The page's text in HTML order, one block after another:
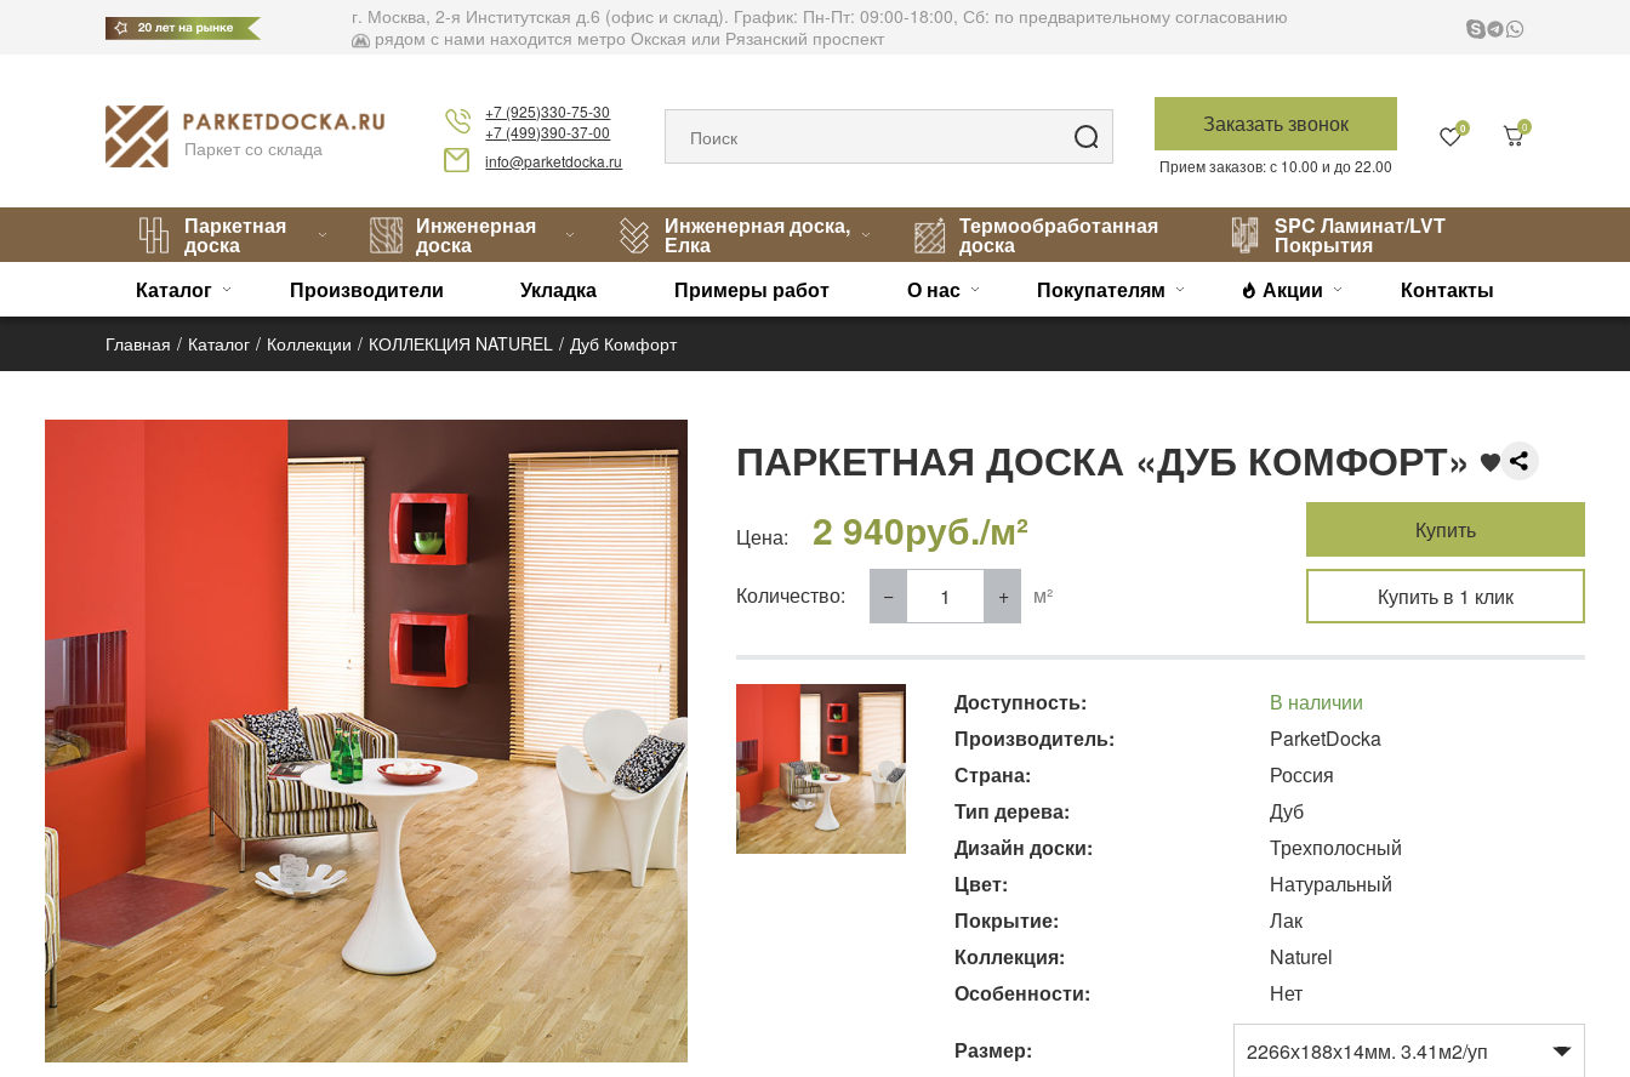
г. Москва, 2-я Институтская д.6 (офис и склад). График: Пн-Пт: 09:00-18:00, Сб: по предварительному согласованию
рядом с нами находится метро Окская или Рязанский проспект
Паркет со склада
+7 (925)330-75-30
+7 (499)390-37-00
info@parketdocka.ru
Заказать звонок
Прием заказов: с 10.00 и до 22.00
0 0
Паркетная
доска
Инженерная
доска
Инженерная доска,
Елка
Термообработанная
доска
SPC Ламинат/LVT
Покрытия
Каталог
Производители Укладка Примеры работ О нас Покупателям Акции Контакты
Главная Каталог Коллекции КОЛЛЕКЦИЯ NATUREL Дуб Комфорт
ПАРКЕТНАЯ ДОСКА «ДУБ КОМФОРТ»
Цена: 2 940руб./м²
Количество: м²
Купить
Купить в 1 клик
Доступность:
В наличии
Производитель:
ParketDocka
Страна:
Россия
Тип дерева:
Дуб
Дизайн доски:
Трехполосный
Цвет:
Натуральный
Покрытие:
Лак
Коллекция:
Naturel
Особенности:
Нет
Размер: